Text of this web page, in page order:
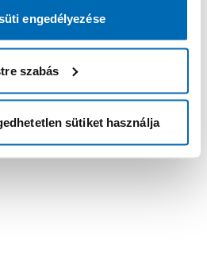
engedélyezése
szabás
sütiket használja